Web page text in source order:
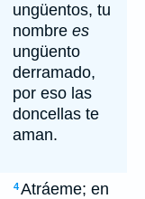
ungüentos, tu
nombre es
ungüento
derramado,
por eso las
doncellas te
aman.
4Atráeme; en